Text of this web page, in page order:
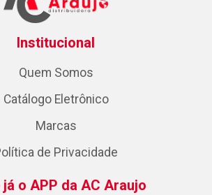
Institucional
Quem Somos
Catálogo Eletrônico
Marcas
de Privacidade
já o APP da AC Araujo